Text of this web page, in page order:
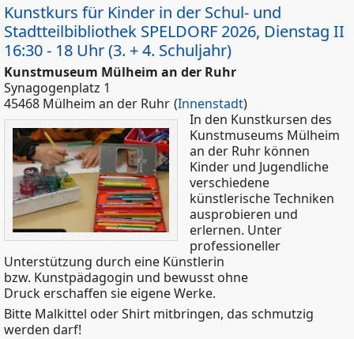
Kunstkurs für Kinder in der Schul- und
Stadtteilbibliothek SPELDORF 2026, Dienstag II
16:30 - 18 Uhr (3. + 4. Schuljahr)
Kunstmuseum Mülheim an der Ruhr
Synagogenplatz 1
45468 Mülheim an der Ruhr (Innenstadt)
In den Kunstkursen des
Kunstmuseums Mülheim
an der Ruhr können
Kinder und Jugendliche
verschiedene
künstlerische Techniken
ausprobieren und
erlernen. Unter
professioneller
Unterstützung durch eine Künstlerin
bzw. Kunstpädagogin und bewusst ohne
Druck erschaffen sie eigene Werke.
Bitte Malkittel oder Shirt mitbringen, das schmutzig
werden darf!